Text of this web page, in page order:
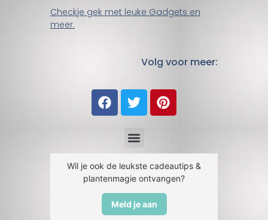
Checkje gek met leuke Gadgets en
meer.
Volg voor meer:
Wil je ook de leukste cadeautips &
plantenmagie ontvangen?
Meld je aan